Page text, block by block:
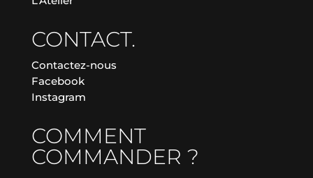
CONTACT.
Contactez-nous
Facebook
Instagram
COMMENT
COMMANDER ?